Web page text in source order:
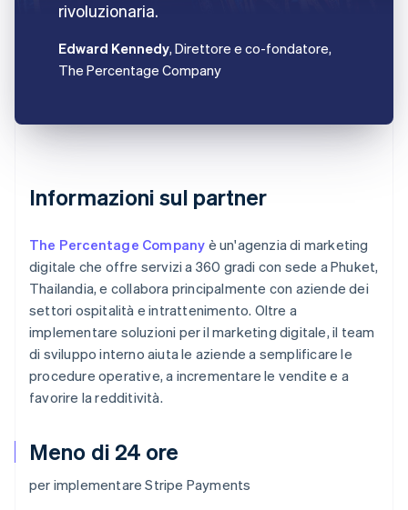
Meno di 24 ore
per implementare Stripe Payments
rivoluzionaria.
Edward Kennedy, Direttore e co-fondatore,
The Percentage Company
Informazioni sul partner
The Percentage Company è un'agenzia di marketing
digitale che offre servizi a 360 gradi con sede a Phuket,
Thailandia, e collabora principalmente con aziende dei
settori ospitalità e intrattenimento. Oltre a
implementare soluzioni per il marketing digitale, il team
di sviluppo interno aiuta le aziende a semplificare le
procedure operative, a incrementare le vendite e a
favorire la redditività.